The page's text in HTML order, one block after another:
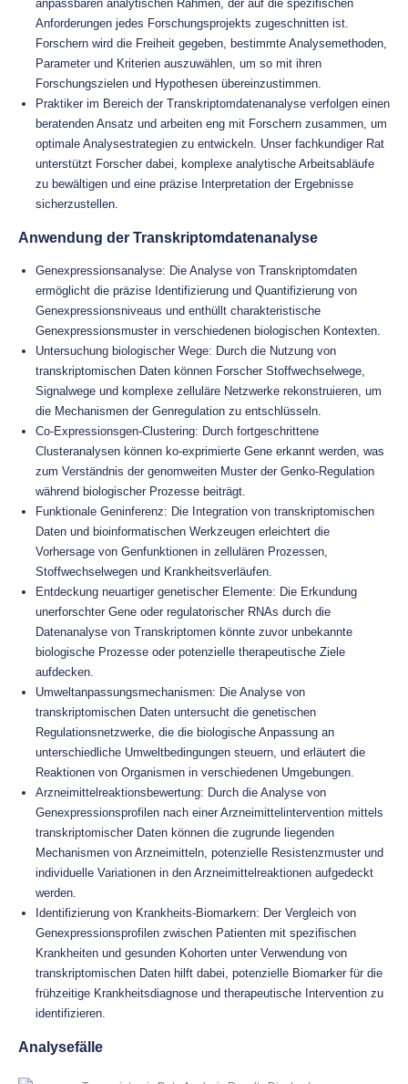
anpassbaren analytischen Rahmen, der auf die spezifischen
Anforderungen jedes Forschungsprojekts zugeschnitten ist.
Forschern wird die Freiheit gegeben, bestimmte Analysemethoden,
Parameter und Kriterien auszuwählen, um so mit ihren
Forschungszielen und Hypothesen übereinzustimmen.
Praktiker im Bereich der Transkriptomdatenanalyse verfolgen einen
beratenden Ansatz und arbeiten eng mit Forschern zusammen, um
optimale Analysestrategien zu entwickeln. Unser fachkundiger Rat
unterstützt Forscher dabei, komplexe analytische Arbeitsabläufe
zu bewältigen und eine präzise Interpretation der Ergebnisse
sicherzustellen.
Anwendung der Transkriptomdatenanalyse
Genexpressionsanalyse: Die Analyse von Transkriptomdaten
ermöglicht die präzise Identifizierung und Quantifizierung von
Genexpressionsniveaus und enthüllt charakteristische
Genexpressionsmuster in verschiedenen biologischen Kontexten.
Untersuchung biologischer Wege: Durch die Nutzung von
transkriptomischen Daten können Forscher Stoffwechselwege,
Signalwege und komplexe zelluläre Netzwerke rekonstruieren, um
die Mechanismen der Genregulation zu entschlüsseln.
Co-Expressionsgen-Clustering: Durch fortgeschrittene
Clusteranalysen können ko-exprimierte Gene erkannt werden, was
zum Verständnis der genomweiten Muster der Genko-Regulation
während biologischer Prozesse beiträgt.
Funktionale Geninferenz: Die Integration von transkriptomischen
Daten und bioinformatischen Werkzeugen erleichtert die
Vorhersage von Genfunktionen in zellulären Prozessen,
Stoffwechselwegen und Krankheitsverläufen.
Entdeckung neuartiger genetischer Elemente: Die Erkundung
unerforschter Gene oder regulatorischer RNAs durch die
Datenanalyse von Transkriptomen könnte zuvor unbekannte
biologische Prozesse oder potenzielle therapeutische Ziele
aufdecken.
Umweltanpassungsmechanismen: Die Analyse von
transkriptomischen Daten untersucht die genetischen
Regulationsnetzwerke, die die biologische Anpassung an
unterschiedliche Umweltbedingungen steuern, und erläutert die
Reaktionen von Organismen in verschiedenen Umgebungen.
Arzneimittelreaktionsbewertung: Durch die Analyse von
Genexpressionsprofilen nach einer Arzneimittelintervention mittels
transkriptomischer Daten können die zugrunde liegenden
Mechanismen von Arzneimitteln, potenzielle Resistenzmuster und
individuelle Variationen in den Arzneimittelreaktionen aufgedeckt
werden.
Identifizierung von Krankheits-Biomarkern: Der Vergleich von
Genexpressionsprofilen zwischen Patienten mit spezifischen
Krankheiten und gesunden Kohorten unter Verwendung von
transkriptomischen Daten hilft dabei, potenzielle Biomarker für die
frühzeitige Krankheitsdiagnose und therapeutische Intervention zu
identifizieren.
Analysefälle